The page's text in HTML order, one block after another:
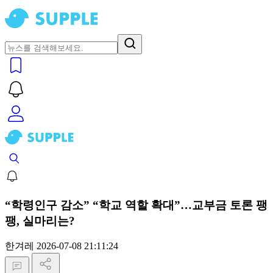
“학령인구 감소” “학교 역할 확대”…교부금 토론 팽
팽, 실마리는?
한겨레 2026-07-08 21:11:24